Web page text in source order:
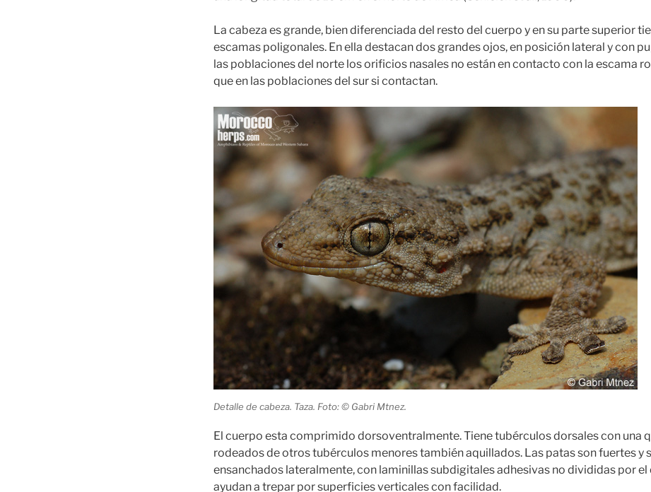
La cabeza es grande, bien diferenciada del resto del cuerpo y en su parte superior
escamas poligonales. En ella destacan dos grandes ojos, en posición lateral y con
las poblaciones del norte los orificios nasales no están en contacto con la escama
que en las poblaciones del sur si contactan.
Detalle de cabeza. Taza. Foto: © Gabri Mtnez.
El cuerpo esta comprimido dorsoventralmente. Tiene tubérculos dorsales con una
rodeados de otros tubérculos menores también aquillados. Las patas son fuertes y
ensanchados lateralmente, con laminillas subdigitales adhesivas no divididas por el
ayudan a trepar por superficies verticales con facilidad.